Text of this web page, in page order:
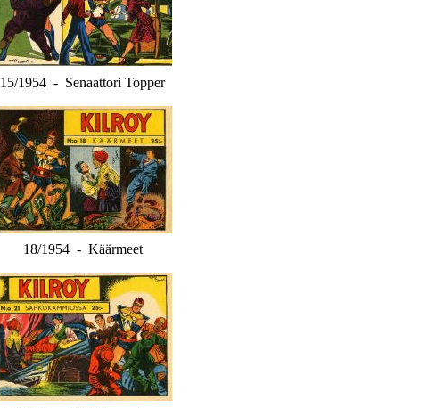
15/1954 - Senaattori Topper
18/1954 - Käärmeet